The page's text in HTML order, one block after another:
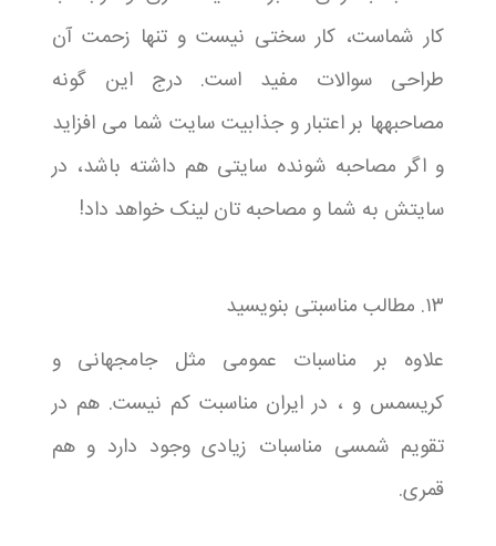
کار شماست، کار سختی نیست و تنها زحمت آن
طراحی سوالات مفید است. درج این گونه
مصاحبهها بر اعتبار و جذابیت سایت شما می افزاید
و اگر مصاحبه شونده سایتی هم داشته باشد، در
سایتش به شما و مصاحبه تان لینک خواهد داد!
۱۳. مطالب مناسبتی بنویسید
علاوه بر مناسبات عمومی مثل جامجهانی و
کریسمس و ، در ایران مناسبت کم نیست. هم در
تقویم شمسی مناسبات زیادی وجود دارد و هم
قمری.